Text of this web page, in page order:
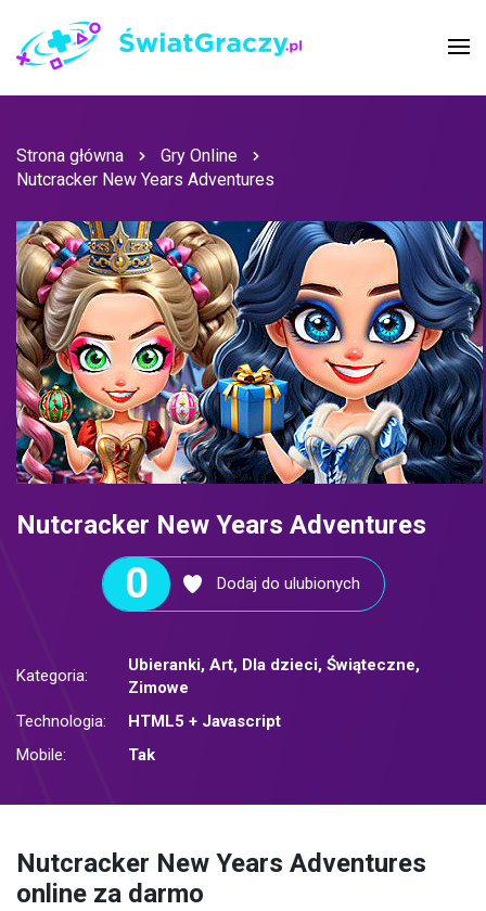
Strona główna
Gry Online
Nutcracker New Years Adventures
Nutcracker New Years Adventures
0 Dodaj do ulubionych
Kategoria:
Ubieranki, Art, Dla dzieci, Świąteczne,
Zimowe
Technologia:
HTML5 + Javascript
Mobile:
Tak
Nutcracker New Years Adventures
online za darmo